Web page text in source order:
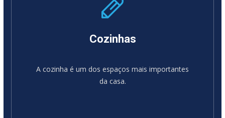
Cozinhas
A cozinha é um dos espaços mais importantes
da casa.